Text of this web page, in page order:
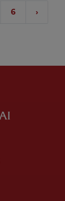
6 ›